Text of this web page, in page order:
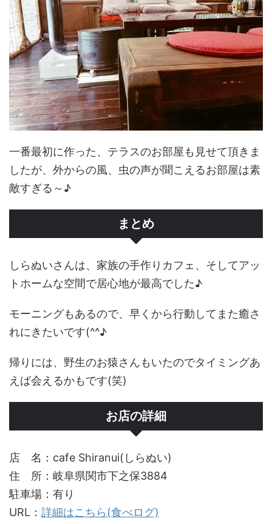
一番最初に作った、テラスのお部屋も見せて頂きま
したが、外からの風、虫の声が聞こえるお部屋は素
敵すぎる～♪
まとめ
しらぬいさんは、家族の手作りカフェ、そしてアッ
トホームな空間で居心地が最高でした♪
モーニングもあるので、早くから行動してまた癒さ
れにきたいです(^^♪
帰りには、野生のお猿さんもいたのでタイミングあ
えば会えるかもです(笑)
お店の詳細
店 名：cafe Shiranui(しらぬい)
住 所：岐阜県関市下之保3884
駐車場：有り
URL： 詳細はこちら(食べログ)